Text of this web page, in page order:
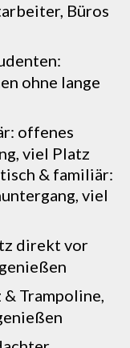
Büros
ohne lange
offenes
viel Platz
& familiär:
viel
direkt vor
Trampoline,